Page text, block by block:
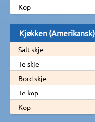
Kop
Kjøkken (Amerikansk)
Salt skje
Te skje
Bord skje
Te kop
Kop